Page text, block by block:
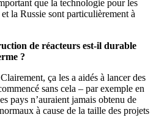
que la technologie pour les
la Russie sont particulièrement à
de réacteurs est-il durable
?
ça les a aidés à lancer des
sans cela – par exemple en
pays n’auraient jamais obtenu de
à cause de la taille des projets